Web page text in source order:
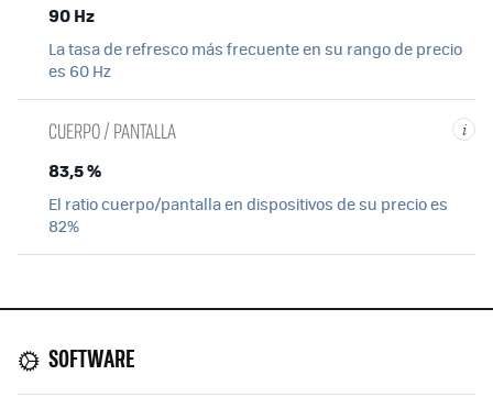
90 Hz
La tasa de refresco más frecuente en su rango de precio
es 60 Hz
i
CUERPO / PANTALLA
83,5 %
El ratio cuerpo/pantalla en dispositivos de su precio es
82%
SOFTWARE